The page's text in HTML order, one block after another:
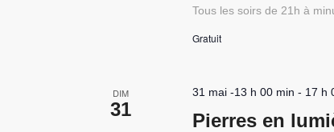
Tous les soirs de 21h à
Gratuit
DIM
31
31 mai -13 h 00 min - 17 h
Pierres en